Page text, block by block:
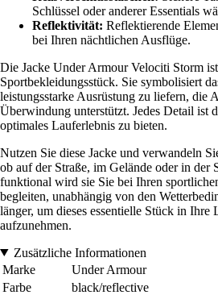
Schlüssel oder anderer Essentials
Reflektivität: Reflektierende
bei Ihren nächtlichen Ausflüge.
Die Jacke Under Armour Velociti Storm
Sportbekleidungsstück. Sie symbolisiert
leistungsstarke Ausrüstung zu liefern, die
Überwindung unterstützt. Jedes Detail ist
optimales Lauferlebnis zu bieten.
Nutzen Sie diese Jacke und verwandeln
ob auf der Straße, im Gelände oder in der
funktional wird sie Sie bei Ihren
begleiten, unabhängig von den
länger, um dieses essentielle Stück in Ihre
aufzunehmen.
Zusätzliche Informationen
Marke
Under Armour
Farbe
black/reflective